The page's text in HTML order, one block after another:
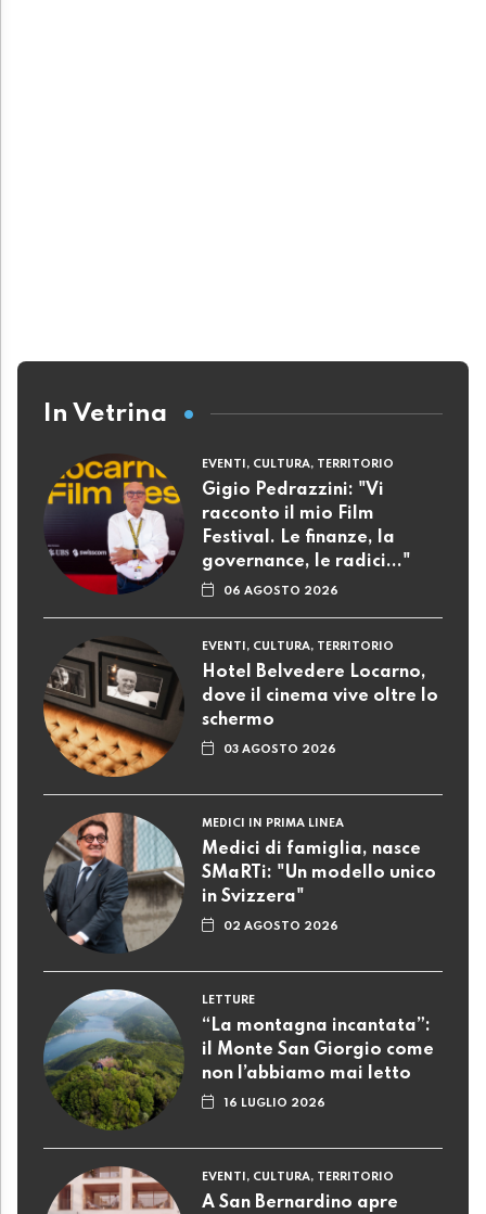
In Vetrina
EVENTI, CULTURA, TERRITORIO
Gigio Pedrazzini: "Vi
racconto il mio Film
Festival. Le finanze, la
governance, le radici..."
06 AGOSTO 2026
EVENTI, CULTURA, TERRITORIO
Hotel Belvedere Locarno,
dove il cinema vive oltre lo
schermo
03 AGOSTO 2026
MEDICI IN PRIMA LINEA
Medici di famiglia, nasce
SMaRTi: "Un modello unico
in Svizzera"
02 AGOSTO 2026
LETTURE
“La montagna incantata”:
il Monte San Giorgio come
non l’abbiamo mai letto
16 LUGLIO 2026
EVENTI, CULTURA, TERRITORIO
A San Bernardino apre